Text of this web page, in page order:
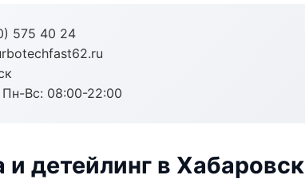
575 40 24
Пн-Вс: 08:00-22:00
детейлинг в Хабаровск